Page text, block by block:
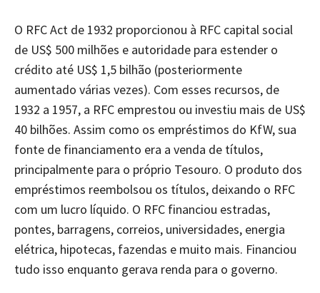
O RFC Act de 1932 proporcionou à RFC capital social
de US$ 500 milhões e autoridade para estender o
crédito até US$ 1,5 bilhão (posteriormente
aumentado várias vezes). Com esses recursos, de
1932 a 1957, a RFC emprestou ou investiu mais de US$
40 bilhões. Assim como os empréstimos do KfW, sua
fonte de financiamento era a venda de títulos,
principalmente para o próprio Tesouro. O produto dos
empréstimos reembolsou os títulos, deixando o RFC
com um lucro líquido. O RFC financiou estradas,
pontes, barragens, correios, universidades, energia
elétrica, hipotecas, fazendas e muito mais. Financiou
tudo isso enquanto gerava renda para o governo.